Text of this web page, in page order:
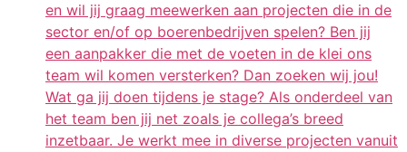
en wil jij graag meewerken aan projecten die in de
sector en/of op boerenbedrijven spelen? Ben jij
een aanpakker die met de voeten in de klei ons
team wil komen versterken? Dan zoeken wij jou!
Wat ga jij doen tijdens je stage? Als onderdeel van
het team ben jij net zoals je collega’s breed
inzetbaar. Je werkt mee in diverse projecten vanuit